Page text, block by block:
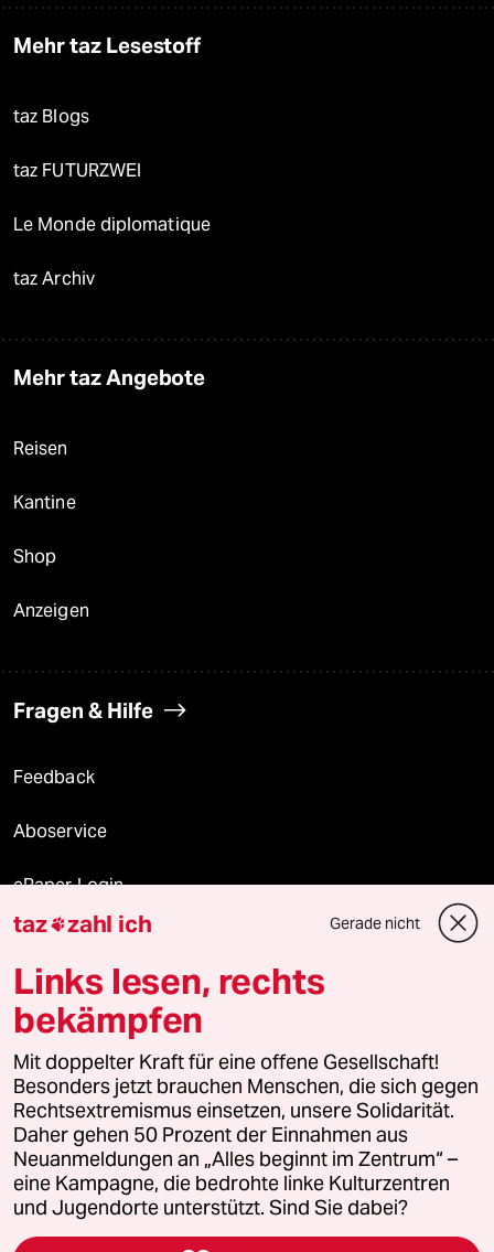
Mehr taz Lesestoff
taz Blogs
taz FUTURZWEI
Le Monde diplomatique
taz Archiv
Mehr taz Angebote
Reisen
Kantine
Shop
Anzeigen
Fragen & Hilfe
Feedback
Aboservice
ePaper Login
Downloads für Abonnierende
© 2026 taz Verlags und Vertriebs GmbH
Alle Rechte vorbehalten. Bei rechtlichen Fragen oder für Genehmigungen
wenden Sie sich bitte an lizenzen@taz.de
Feedback Redaktionsstatut Kommune-Richtlinien
Leitlinie Informant Datenschutz Impressum AGB
taz zahl ich Gerade nicht
Links lesen, rechts
bekämpfen
Mit doppelter Kraft für eine offene Gesellschaft!
Besonders jetzt brauchen Menschen, die sich gegen
Rechtsextremismus einsetzen, unsere Solidarität.
Daher gehen 50 Prozent der Einnahmen aus
Neuanmeldungen an „Alles beginnt im Zentrum“ –
eine Kampagne, die bedrohte linke Kulturzentren
und Jugendorte unterstützt. Sind Sie dabei?